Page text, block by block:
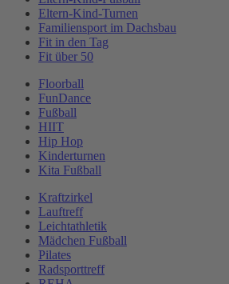
Eltern-Kind-Turnen
Familiensport im Dachsbau
Fit in den Tag
Fit über 50
Floorball
FunDance
Fußball
HIIT
Hip Hop
Kinderturnen
Kita Fußball
Kraftzirkel
Lauftreff
Leichtathletik
Mädchen Fußball
Pilates
Radsporttreff